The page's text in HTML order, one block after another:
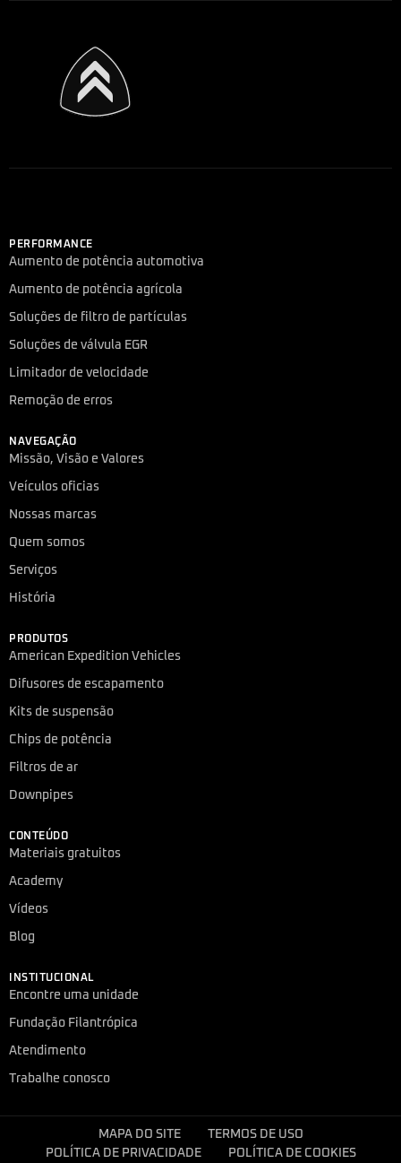
PERFORMANCE
Aumento de potência automotiva
Aumento de potência agrícola
Soluções de filtro de partículas
Soluções de válvula EGR
Limitador de velocidade
Remoção de erros
NAVEGAÇÃO
Missão, Visão e Valores
Veículos oficias
Nossas marcas
Quem somos
Serviços
História
PRODUTOS
American Expedition Vehicles
Difusores de escapamento
Kits de suspensão
Chips de potência
Filtros de ar
Downpipes
CONTEÚDO
Materiais gratuitos
Academy
Vídeos
Blog
INSTITUCIONAL
Encontre uma unidade
Fundação Filantrópica
Atendimento
Trabalhe conosco
MAPA DO SITE
TERMOS DE USO
POLÍTICA DE PRIVACIDADE
POLÍTICA DE COOKIES